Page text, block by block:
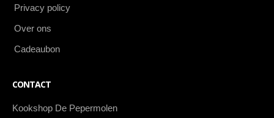
Privacy policy
Over ons
Cadeaubon
CONTACT
Kookshop De Pepermolen